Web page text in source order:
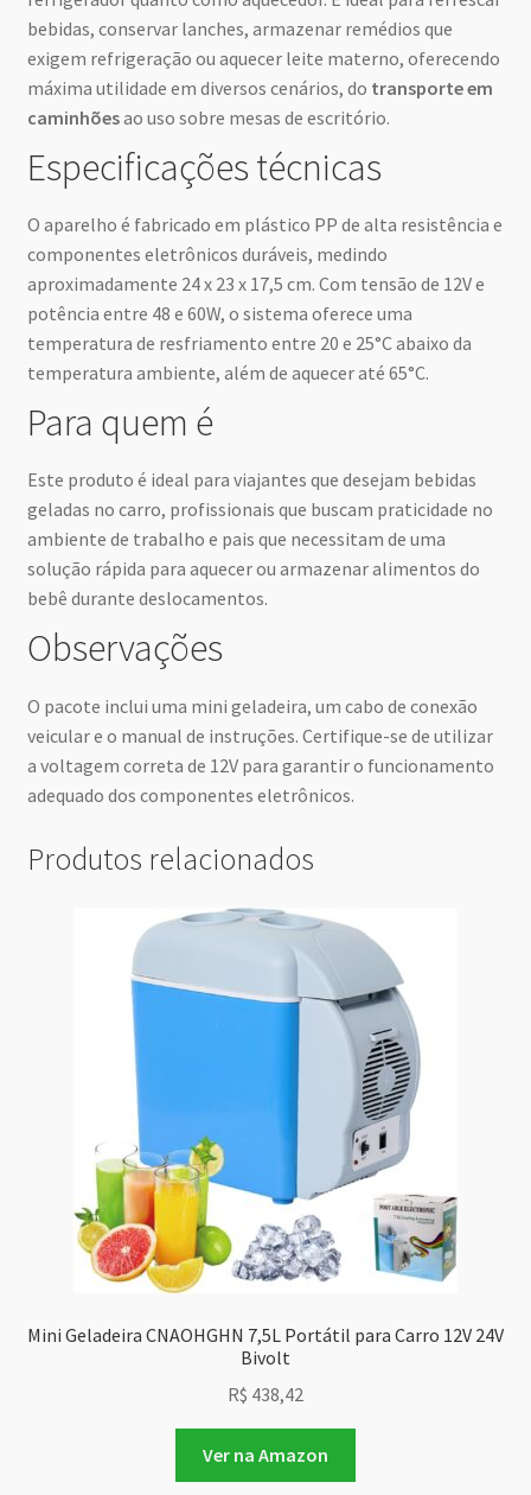
bebidas, conservar lanches, armazenar remédios que
exigem refrigeração ou aquecer leite materno, oferecendo
máxima utilidade em diversos cenários, do transporte em
caminhõesao uso sobre mesas de escritório.
Especificações técnicas
O aparelho é fabricado em plástico PP de alta resistência e
componentes eletrônicos duráveis, medindo
aproximadamente 24 x 23 x 17,5 cm. Com tensão de 12V e
potência entre 48 e 60W, o sistema oferece uma
temperatura de resfriamento entre 20 e 25°C abaixo da
temperatura ambiente, além de aquecer até 65°C.
Para quem é
Este produto é ideal para viajantes que desejam bebidas
geladas no carro, profissionais que buscam praticidade no
ambiente de trabalho e pais que necessitam de uma
solução rápida para aquecer ou armazenar alimentos do
bebê durante deslocamentos.
Observações
O pacote inclui uma mini geladeira, um cabo de conexão
veicular e o manual de instruções. Certifique-se de utilizar
a voltagem correta de 12V para garantir o funcionamento
adequado dos componentes eletrônicos.
Produtos relacionados
Mini Geladeira CNAOHGHN 7,5L Portátil para Carro 12V 24V
Bivolt
R$ 438,42
Ver na Amazon